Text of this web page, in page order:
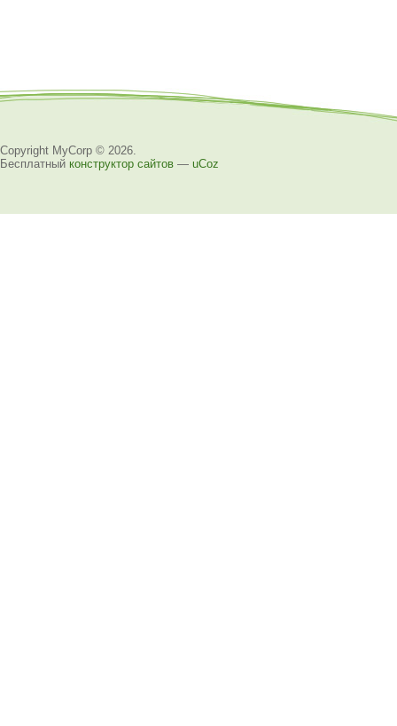
Copyright MyCorp © 2026
Бесплатный конструктор сайтов — uCoz